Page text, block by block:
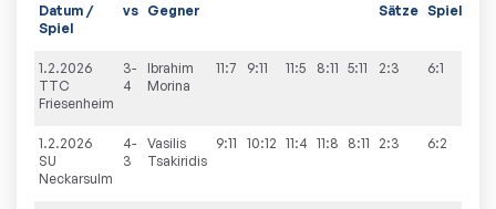
Datum /
Spiel
vs Gegner Sätze Spiele
1.2.2026
TTC
Friesenheim
3-
4
Ibrahim
Morina
11:7 9:11 11:5 8:11 5:11 2:3 6:1
1.2.2026
SU
Neckarsulm
4-
3
Vasilis
Tsakiridis
9:11 10:12 11:4 11:8 8:11 2:3 6:2